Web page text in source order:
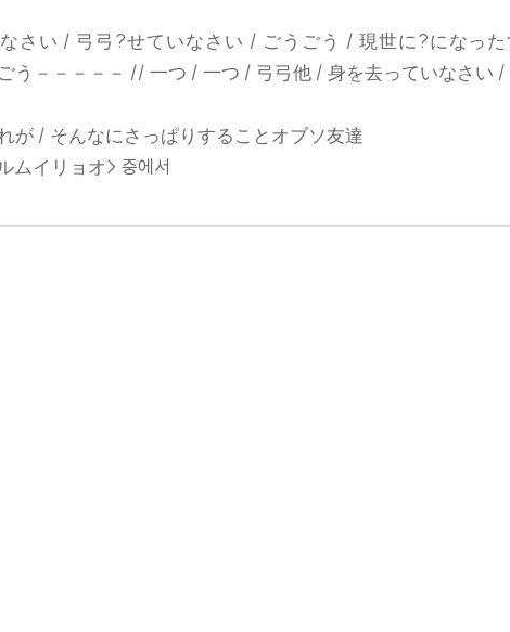
さい / 弓弓?せていなさい / ごうごう / 現世に?になっ
う－－－－－ // 一つ / 一つ / 弓弓他 / 身を去っていなさ
が / そんなにさっぱりすることオブソ友達
ムイリョオ> 중에서